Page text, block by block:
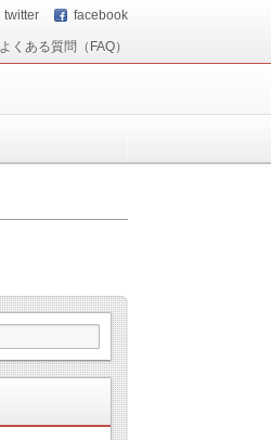
twitter facebook
よくある質問（FAQ）